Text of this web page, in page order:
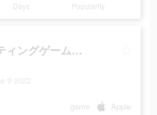
Days Popularity
1945シューティングゲーム：飛行機ゲーム
9 2022
game Apple